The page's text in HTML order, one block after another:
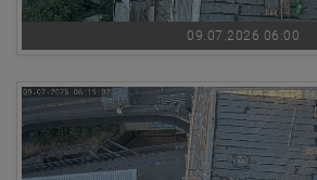
09.07.2026 06:00